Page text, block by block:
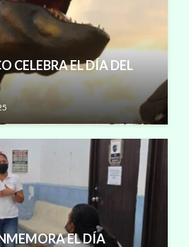
CELEBRA EL DÍA DEL
EL DÍA